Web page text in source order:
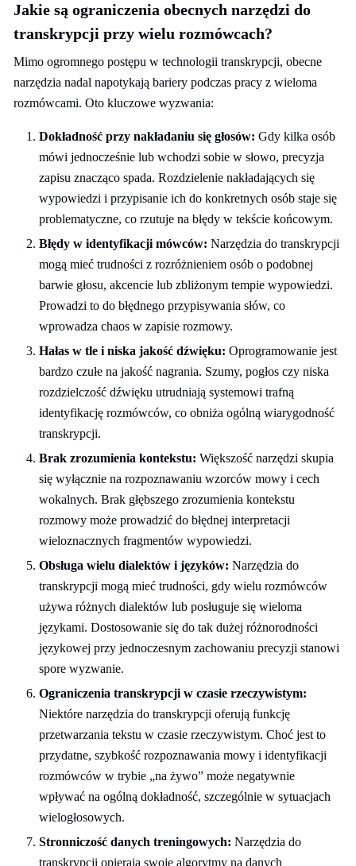
Jakie są ograniczenia obecnych narzędzi do
transkrypcji przy wielu rozmówcach?
Mimo ogromnego postępu w technologii transkrypcji, obecne
narzędzia nadal napotykają bariery podczas pracy z wieloma
rozmówcami. Oto kluczowe wyzwania:
Dokładność przy nakładaniu się głosów: Gdy kilka osób
mówi jednocześnie lub wchodzi sobie w słowo, precyzja
zapisu znacząco spada. Rozdzielenie nakładających się
wypowiedzi i przypisanie ich do konkretnych osób staje się
problematyczne, co rzutuje na błędy w tekście końcowym.
Błędy w identyfikacji mówców: Narzędzia do transkrypcji
mogą mieć trudności z rozróżnieniem osób o podobnej
barwie głosu, akcencie lub zbliżonym tempie wypowiedzi.
Prowadzi to do błędnego przypisywania słów, co
wprowadza chaos w zapisie rozmowy.
Hałas w tle i niska jakość dźwięku: Oprogramowanie jest
bardzo czułe na jakość nagrania. Szumy, pogłos czy niska
rozdzielczość dźwięku utrudniają systemowi trafną
identyfikację rozmówców, co obniża ogólną wiarygodność
transkrypcji.
Brak zrozumienia kontekstu: Większość narzędzi skupia
się wyłącznie na rozpoznawaniu wzorców mowy i cech
wokalnych. Brak głębszego zrozumienia kontekstu
rozmowy może prowadzić do błędnej interpretacji
wieloznacznych fragmentów wypowiedzi.
Obsługa wielu dialektów i języków: Narzędzia do
transkrypcji mogą mieć trudności, gdy wielu rozmówców
używa różnych dialektów lub posługuje się wieloma
językami. Dostosowanie się do tak dużej różnorodności
językowej przy jednoczesnym zachowaniu precyzji stanowi
spore wyzwanie.
Ograniczenia transkrypcji w czasie rzeczywistym:
Niektóre narzędzia do transkrypcji oferują funkcję
przetwarzania tekstu w czasie rzeczywistym. Choć jest to
przydatne, szybkość rozpoznawania mowy i identyfikacji
rozmówców w trybie „na żywo” może negatywnie
wpływać na ogólną dokładność, szczególnie w sytuacjach
wielogłosowych.
Stronniczość danych treningowych: Narzędzia do
transkrypcji opierają swoje algorytmy na danych